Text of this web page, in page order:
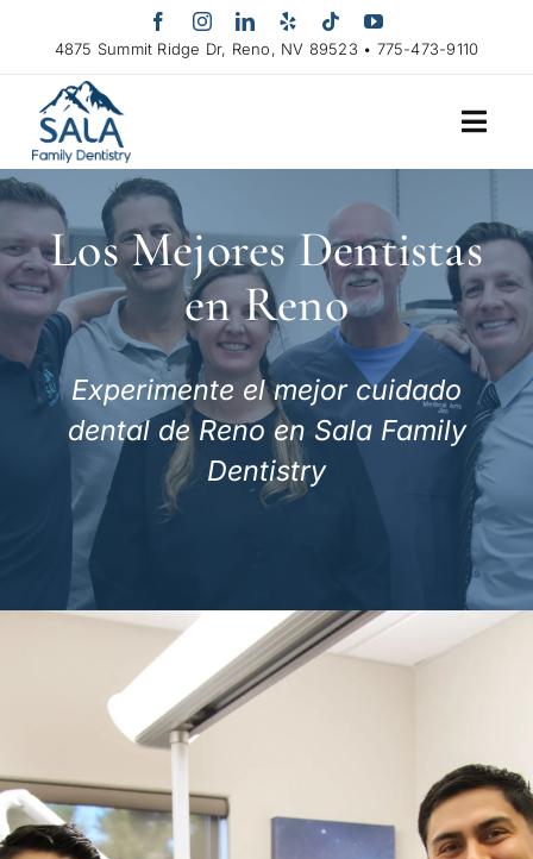
4875 Summit Ridge Dr, Reno, NV 89523 • 775-473-9110
Los Mejores Dentistas
en Reno
Experimente el mejor cuidado
dental de Reno en Sala Family
Dentistry